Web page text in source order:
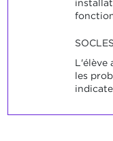
SOCLES
L'élève
les